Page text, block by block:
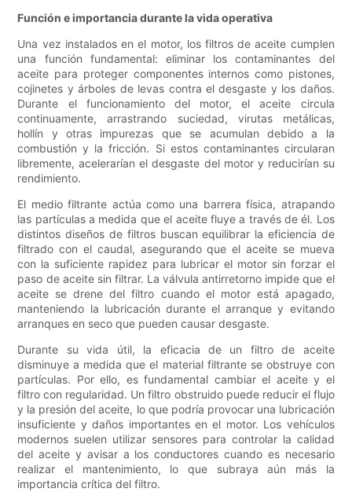
Función e importancia durante la vida operativa
Una vez instalados en el motor, los filtros de aceite cumplen
una función fundamental: eliminar los contaminantes del
aceite para proteger componentes internos como pistones,
cojinetes y árboles de levas contra el desgaste y los daños.
Durante el funcionamiento del motor, el aceite circula
continuamente, arrastrando suciedad, virutas metálicas,
hollín y otras impurezas que se acumulan debido a la
combustión y la fricción. Si estos contaminantes circularan
libremente, acelerarían el desgaste del motor y reducirían su
rendimiento.
El medio filtrante actúa como una barrera física, atrapando
las partículas a medida que el aceite fluye a través de él. Los
distintos diseños de filtros buscan equilibrar la eficiencia de
filtrado con el caudal, asegurando que el aceite se mueva
con la suficiente rapidez para lubricar el motor sin forzar el
paso de aceite sin filtrar. La válvula antirretorno impide que el
aceite se drene del filtro cuando el motor está apagado,
manteniendo la lubricación durante el arranque y evitando
arranques en seco que pueden causar desgaste.
Durante su vida útil, la eficacia de un filtro de aceite
disminuye a medida que el material filtrante se obstruye con
partículas. Por ello, es fundamental cambiar el aceite y el
filtro con regularidad. Un filtro obstruido puede reducir el flujo
y la presión del aceite, lo que podría provocar una lubricación
insuficiente y daños importantes en el motor. Los vehículos
modernos suelen utilizar sensores para controlar la calidad
del aceite y avisar a los conductores cuando es necesario
realizar el mantenimiento, lo que subraya aún más la
importancia crítica del filtro.